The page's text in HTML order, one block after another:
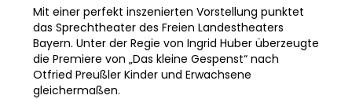
Mit einer perfekt inszenierten Vorstellung punktet
das Sprechtheater des Freien Landestheaters
Bayern. Unter der Regie von Ingrid Huber überzeugte
die Premiere von „Das kleine Gespenst“ nach
Otfried Preußler Kinder und Erwachsene
gleichermaßen.